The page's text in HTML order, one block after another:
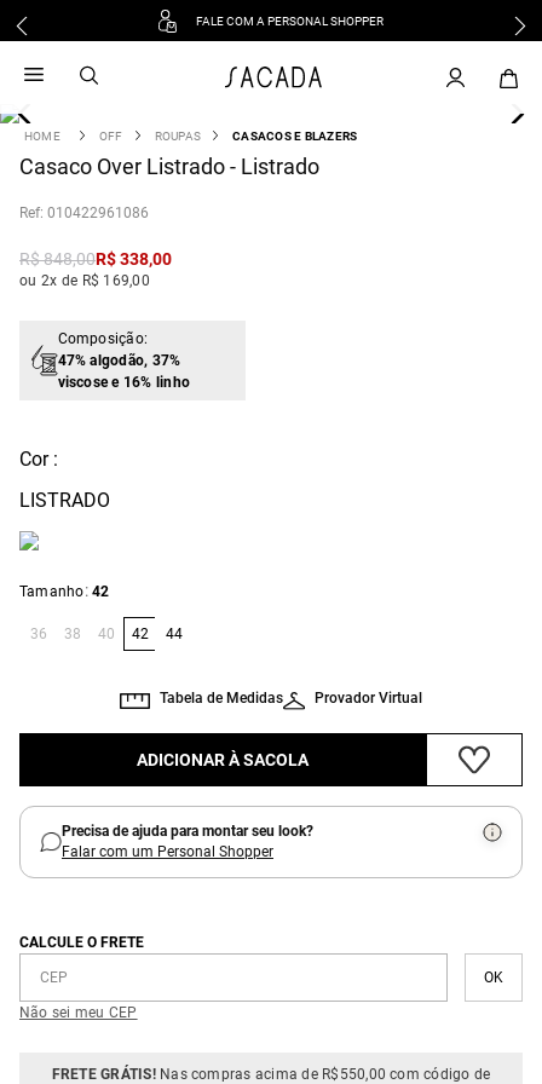
FALE COM A PERSONAL SHOPPER
OFF ROUPAS CASACOS E BLAZERS
Casaco Over Listrado - Listrado
: 010422961086
R$848,00R$338,00
ou 2x de R$ 169,00
Composição:
47% algodão, 37%
viscose e 16% linho
Cor :
LISTRADO
Tamanho: 42
36 38 40 42 44
Provador Virtual
Tabela de Medidas
ADICIONAR À SACOLA
Precisa de ajuda para montar seu look?
Falar com um Personal Shopper
CALCULE O FRETE
Não sei meu CEP
FRETE GRÁTIS!Nas compras acima de R$550,00 com código de
vestido
3 º blusa
º tricot
º macacão
jeans
º camisa